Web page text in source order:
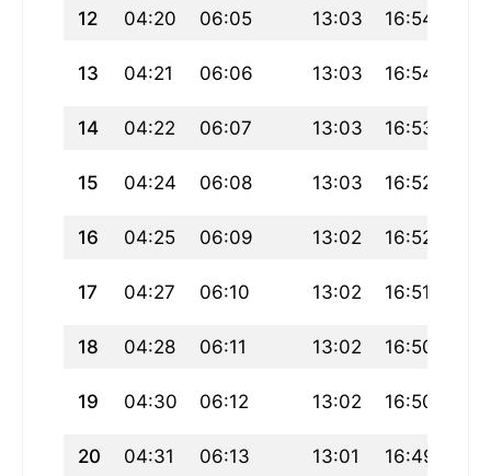
12 04:20 06:05 13:03 16:54
13 04:21 06:06 13:03 16:54
14 04:22 06:07 13:03 16:53
15 04:24 06:08 13:03 16:52
16 04:25 06:09 13:02 16:52
17 04:27 06:10 13:02 16:51
18 04:28 06:11 13:02 16:50
19 04:30 06:12 13:02 16:50
20 04:31 06:13 13:01 16:49